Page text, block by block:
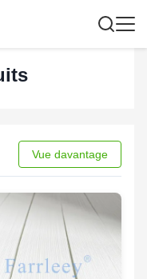
Vue davantage